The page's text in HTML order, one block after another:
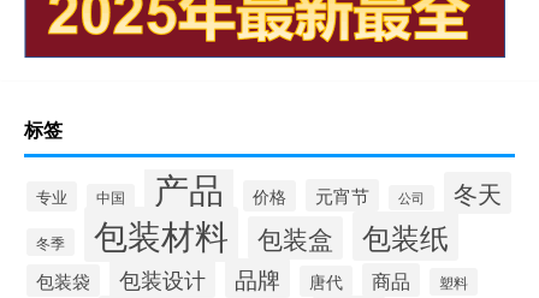
标签
专业 中国 产品 价格 元宵节 公司 冬天
冬季 包装材料 包装盒 包装纸
包装袋 包装设计 品牌 唐代 商品 塑料